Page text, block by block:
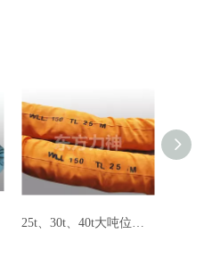
25t、30t、40t大吨位吊带